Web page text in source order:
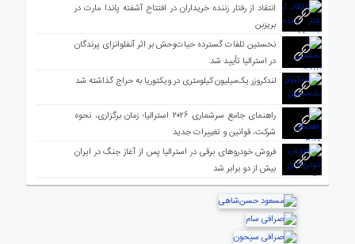
انتقاد از رفتار زننده خریداران در افتتاح آشفته پاندا مارت در
بریزبن
نخستین تلفات گسترده حیات‌وحش بر اثر آنفلوانزای پرندگان
در استرالیا تأیید شد
لندکروزر یک‌میلیون کیلومتری در ویکتوریا به حراج گذاشته شد
راهنمای جامع سرشماری ۲۰۲۶ استرالیا؛ زمان برگزاری، نحوه
شرکت، قوانین و تغییرات جدید
فروش خودروهای برقی در استرالیا پس از آغاز جنگ در ایران
بیش از دو برابر شد